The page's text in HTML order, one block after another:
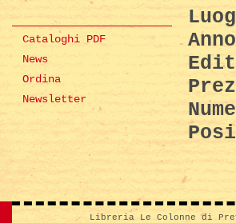
Cataloghi PDF
News
Ordina
Newsletter
Libreria Le Colonne di